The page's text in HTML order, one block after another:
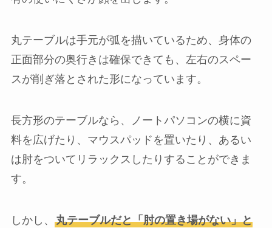
丸テーブルは手元が弧を描いているため、身体の
正面部分の奥行きは確保できても、左右のスペー
スが削ぎ落とされた形になっています。
長方形のテーブルなら、ノートパソコンの横に資
料を広げたり、マウスパッドを置いたり、あるい
は肘をついてリラックスしたりすることができま
す。
しかし、 丸テーブルだと「肘の置き場がない」と